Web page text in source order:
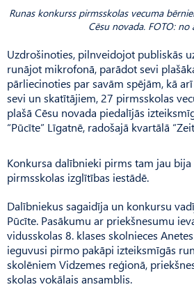
Runas konkurss pirmsskolas vecuma
Cēsu novada. FOTO: no
Uzdrošinoties, pilnveidojot publiskās
runājot mikrofonā, parādot sevi
pārliecinoties par savām spējām, kā
sevi un skatītājiem, 27 pirmsskolas
plašā Cēsu novada piedalījās
“Pūcīte” Līgatnē, radošajā kvartālā
Konkursa dalībnieki pirms tam jau
pirmsskolas izglītības iestādē.
Dalībniekus sagaidīja un konkursu
Pūcīte. Pasākumu ar priekšnesumu
vidusskolas 8. klases skolnieces
ieguvusi pirmo pakāpi izteiksmīgās
skolēniem Vidzemes reģionā,
skolas vokālais ansamblis.